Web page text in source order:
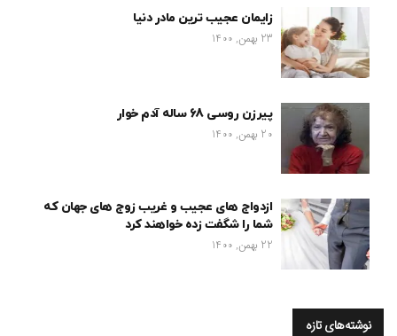
زایمان عجیب ترین مادر دنیا
23 بهمن, 1400
پیرزن روسی 68 ساله آدم خوار
20 بهمن, 1400
ازدواج های عجیب و غریب زوج های جهان که
شما را شگفت زده خواهند کرد
22 بهمن, 1400
نوشته‌های تازه